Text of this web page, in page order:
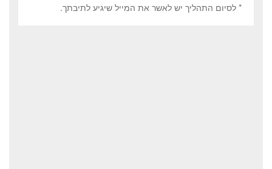
* לסיום התהליך יש לאשר את המייל שיגיע לתיבתך.